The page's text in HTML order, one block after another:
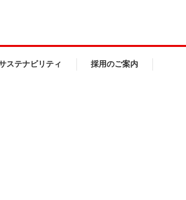
ステナビリティ 採用のご案内